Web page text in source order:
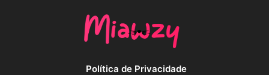
Política de Privacidade